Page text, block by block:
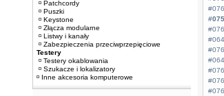
Patchcordy
Puszki
Keystone
Złącza modularne
Listwy i kanały
Zabezpieczenia przeciwprzepięciowe
Testery
Testery okablowania
Szukacze i lokalizatory
Inne akcesoria komputerowe